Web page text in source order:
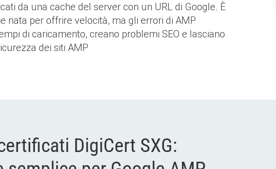
da una cache del server con un URL di Google. È
nata per offrire velocità, ma gli errori di AMP
di caricamento, creano problemi SEO e lasciano
dei siti AMP
DigiCert SXG: